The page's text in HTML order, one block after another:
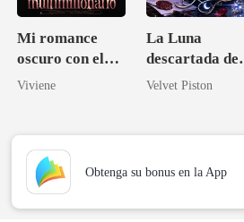
Mi romance
oscuro con el
multimillonario
Viviene
La Luna
descartada del
Alfa
Velvet Piston
Obtenga su bonus en la App